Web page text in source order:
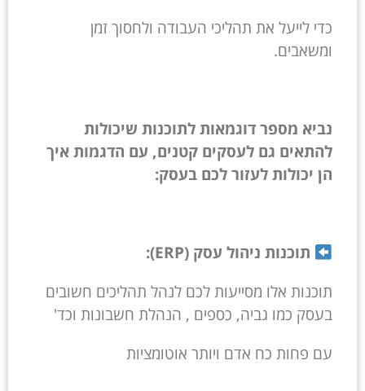
כדי לייעל את תהליכי העבודה ולחסוך זמן
ומשאבים.
נביא מספר דוגמאות לתוכנות שיכולות
להתאים גם לעסקים קטנים, עם הדגמות איך
הן יכולות לעזור לכם בעסק:
תוכנות ניהול עסק (ERP):
תוכנות אלו מסייעות לכם לנהל תהליכים חשובים
בעסק כמו גביה, כספים , הנהלת חשבונות וכד'
עם פחות כח אדם ויותר אוטומציות